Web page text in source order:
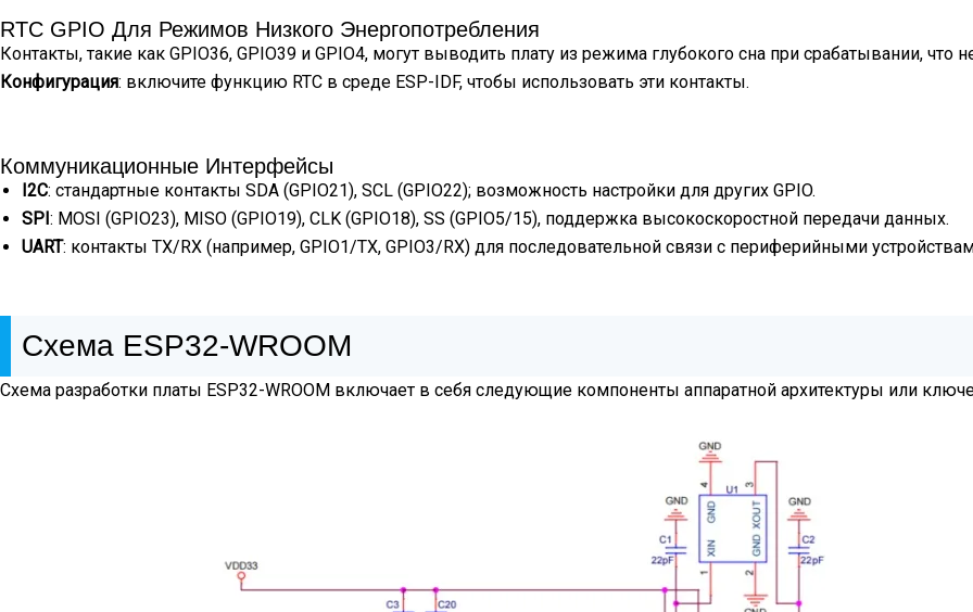
RTC GPIO Для Режимов Низкого Энергопотребления
Контакты, такие как GPIO36, GPIO39 и GPIO4, могут выводить плату из режима глубокого сна при срабатывании,
Конфигурация: включите функцию RTC в среде ESP-IDF, чтобы использовать эти контакты.
Коммуникационные Интерфейсы
I2C: стандартные контакты SDA (GPIO21), SCL (GPIO22); возможность настройки для других GPIO.
SPI: MOSI (GPIO23), MISO (GPIO19), CLK (GPIO18), SS (GPIO5/15), поддержка высокоскоростной передачи данных.
UART: контакты TX/RX (например, GPIO1/TX, GPIO3/RX) для последовательной связи с периферийными
Схема ESP32-WROOM
Схема разработки платы ESP32-WROOM включает в себя следующие компоненты аппаратной архитектуры или